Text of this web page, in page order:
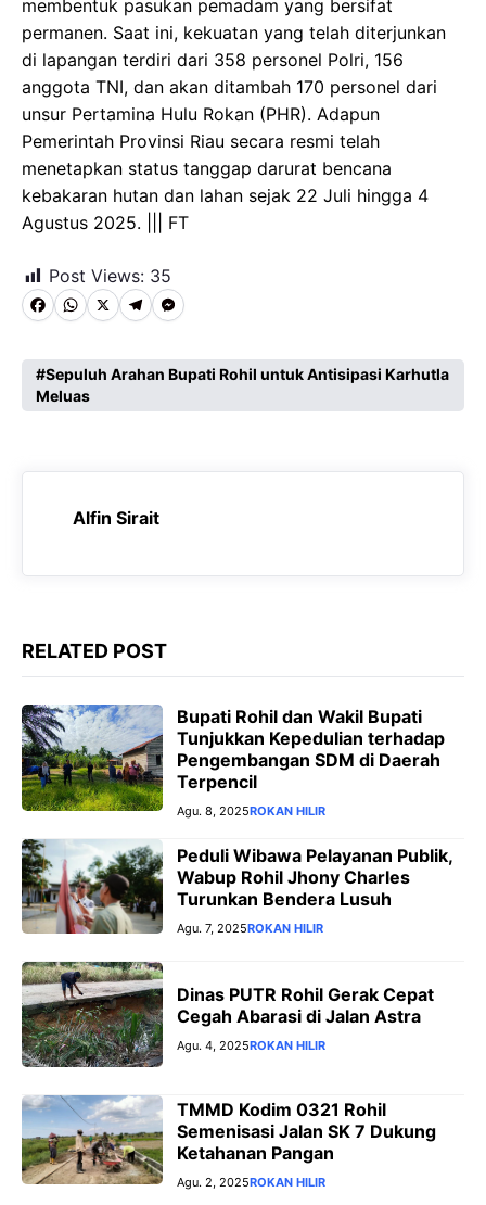
membentuk pasukan pemadam yang bersifat
permanen. Saat ini, kekuatan yang telah diterjunkan
di lapangan terdiri dari 358 personel Polri, 156
anggota TNI, dan akan ditambah 170 personel dari
unsur Pertamina Hulu Rokan (PHR). Adapun
Pemerintah Provinsi Riau secara resmi telah
menetapkan status tanggap darurat bencana
kebakaran hutan dan lahan sejak 22 Juli hingga 4
Agustus 2025. ||| FT
Post Views: 35
F
c
e
o
W
a
t
A
p
X T
l
e
r
a
M
s
s
n
g
r
Sepuluh Arahan Bupati Rohil untuk Antisipasi Karhutla
Meluas
Alfin Sirait
RELATED POST
Bupati Rohil dan Wakil Bupati
Tunjukkan Kepedulian terhadap
Pengembangan SDM di Daerah
Terpencil
Agu. 8, 2025ROKAN HILIR
Peduli Wibawa Pelayanan Publik,
Wabup Rohil Jhony Charles
Turunkan Bendera Lusuh
Agu. 7, 2025ROKAN HILIR
Dinas PUTR Rohil Gerak Cepat
Cegah Abarasi di Jalan Astra
Agu. 4, 2025ROKAN HILIR
TMMD Kodim 0321 Rohil
Semenisasi Jalan SK 7 Dukung
Ketahanan Pangan
Agu. 2, 2025ROKAN HILIR